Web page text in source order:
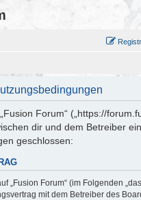
Forum“ („https://
dir und dem Betreiber
geschlossen:
„Fusion Forum“ (im Folgenden
mit dem Betreiber des